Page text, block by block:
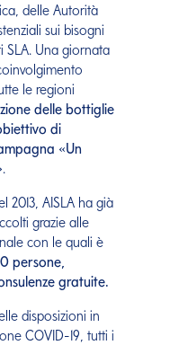
delle Autorità
sui bisogni
SLA. Una giornata
le regioni
delle bottiglie
di
«Un
.
2013, AISLA ha già
grazie alle
con le quali è
persone,
gratuite.
disposizioni in
COVID-19, tutti i